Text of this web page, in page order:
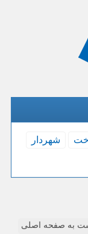
شهردار
به صفحه اصلی